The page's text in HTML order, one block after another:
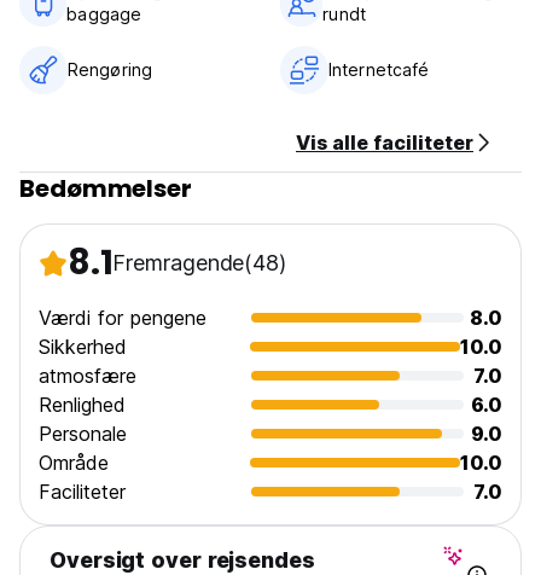
baggage
rundt
Rengøring Internetcafé
Vis alle faciliteter
Bedømmelser
8.1Fremragende(48)
Værdi for pengene
8.0
Sikkerhed
10.0
atmosfære
7.0
Renlighed
6.0
Personale
9.0
Område
10.0
Faciliteter
7.0
Oversigt over rejsendes